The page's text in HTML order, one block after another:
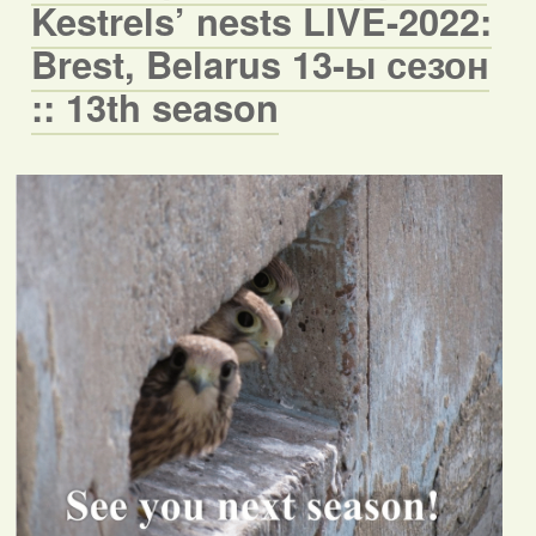
Kestrels’ nests LIVE-2022:
Brest, Belarus 13-ы сезон
:: 13th season